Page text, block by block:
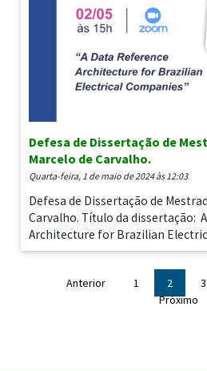
Defesa de Dissertação de
Marcelo de Carvalho.
quarta-feira, 1 de maio de 2024 às 12:03
Defesa de Dissertação de
Carvalho. Título da dissertação:
Architecture for Brazilian
Anterior 1 2 3
Próximo